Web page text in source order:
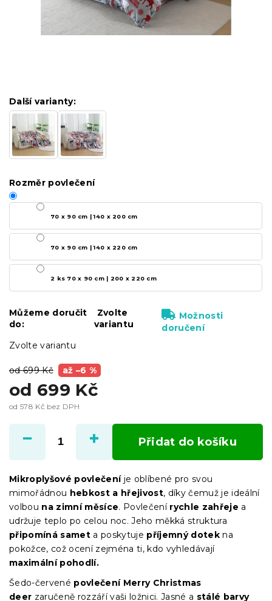
od 699 Kč až –6 %
od 699 Kč
od 578 Kč bez DPH
cena:
Zvolte variantu
Další varianty:
Rozměr povlečení
70 x 90 cm | 140 x 200 cm
70 x 90 cm | 140 x 220 cm
2 ks 70 x 90 cm | 200 x 220 cm
Můžeme doručit
do:
Zvolte
variantu
Možnosti
doručení
Přidat do košíku
Mikroplyšové povlečeníje oblíbené pro svou
mimořádnou hebkost a hřejivost, díky čemuž je ideální
volbou na zimní měsíce. Povlečení rychle zahřeje a
udržuje teplo po celou noc. Jeho měkká struktura
připomíná samet a poskytuje příjemný dotek na
pokožce, což ocení zejména ti, kdo vyhledávají
maximální pohodlí.
Šedo-červené povlečení Merry Christmas
deer zaručeně rozzáří vaši ložnici. Jasné a stálé barvy